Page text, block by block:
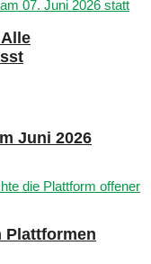
Juni 2026
Plattformen